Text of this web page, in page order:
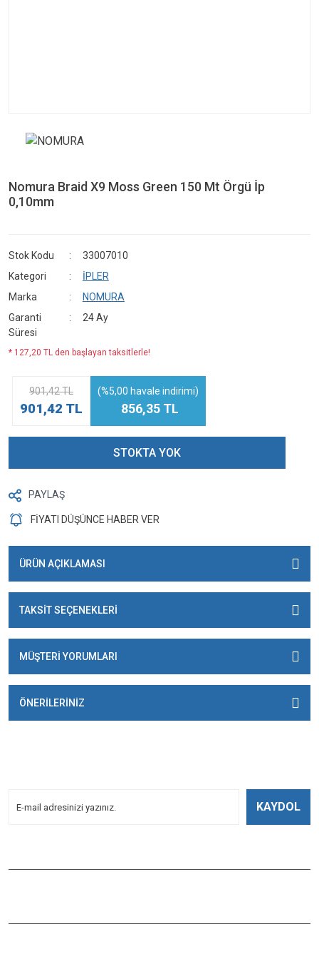
Nomura Braid X9 Moss Green 150 Mt Örgü İp
0,10mm
Stok Kodu
33007010
Kategori
İPLER
Marka
NOMURA
Garanti
Süresi
24 Ay
* 127,20 TL den başlayan taksitlerle!
901,42 TL
901,42 TL
(%5,00 havale indirimi)
856,35 TL
STOKTA YOK
PAYLAŞ
FİYATI DÜŞÜNCE HABER VER
ÜRÜN AÇIKLAMASI
TAKSİT SEÇENEKLERİ
MÜŞTERİ YORUMLARI
ÖNERİLERİNİZ
KAYDOL